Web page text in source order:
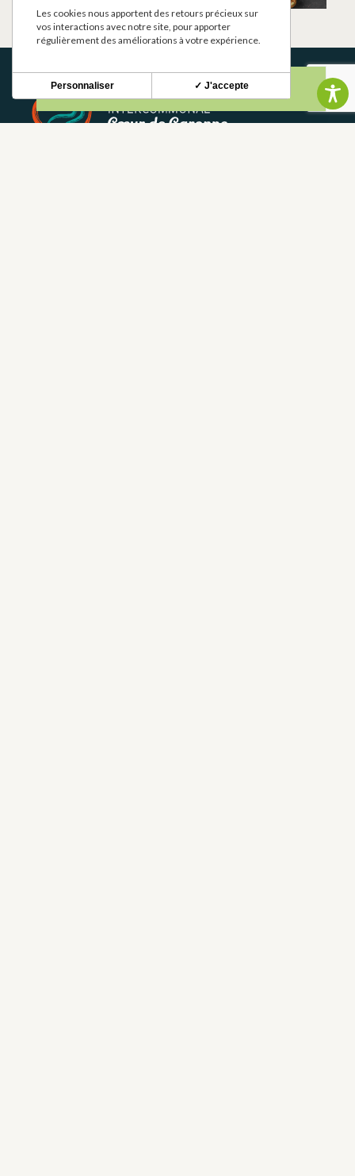
Les cookies nous apportent des retours précieux sur
vos interactions avec notre site, pour apporter
régulièrement des améliorations à votre expérience.
✓ J'accepte
Personnaliser